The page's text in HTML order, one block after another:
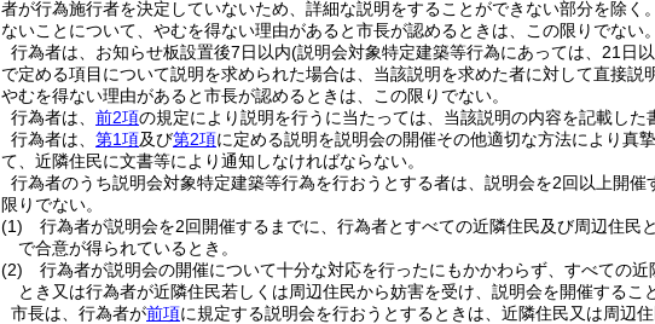
者が行為施行者を決定していないため、詳細な説明をすることができない部分を除く
ないことについて、やむを得ない理由があると市長が認めるときは、この限りでない。
行為者は、お知らせ板設置後7日以内(説明会対象特定建築等行為にあっては、21日
で定める項目について説明を求められた場合は、当該説明を求めた者に対して直接説
やむを得ない理由があると市長が認めるときは、この限りでない。
行為者は、 前2項の規定により説明を行うに当たっては、当該説明の内容を記載した
行為者は、 第1項及び第2項に定める説明を説明会の開催その他適切な方法により真
て、近隣住民に文書等により通知しなければならない。
行為者のうち説明会対象特定建築等行為を行おうとする者は、説明会を2回以上開催
限りでない。
(1)
行為者が説明会を2回開催するまでに、行為者とすべての近隣住民及び周辺住
で合意が得られているとき。
(2)
行為者が説明会の開催について十分な対応を行ったにもかかわらず、すべての
とき又は行為者が近隣住民若しくは周辺住民から妨害を受け、説明会を開催するこ
市長は、行為者が前項に規定する説明会を行おうとするときは、近隣住民又は周辺